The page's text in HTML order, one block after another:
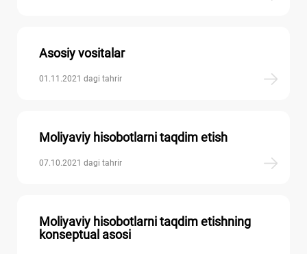
Asosiy vositalar
01.11.2021 dagi tahrir
Moliyaviy hisobotlarni taqdim etish
07.10.2021 dagi tahrir
Moliyaviy hisobotlarni taqdim etishning
konseptual asosi